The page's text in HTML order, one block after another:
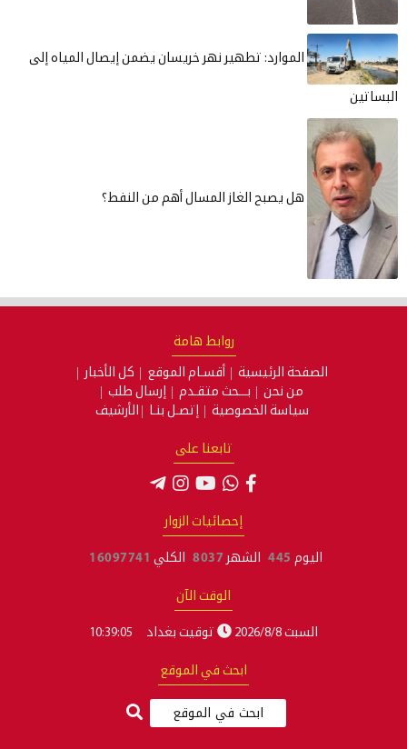
الموارد: تطهير نهر خريسان يضمن إيصال المياه إلى
البساتين
هل يصبح الغاز المسال أهم من النفط؟
روابط هامة
الصفحة الرئيسية أقسـام الموقع
كل الأخبار
من نحن
بـــحث متقـدم
إرسال طلب
سياسة الخصوصية
إتصـل بنـا الأرشيف
تابعنا على
إحصائيات الزوار
اليوم 445 الشهر 8037 الكلي 16097741
الوقت الآن
السبت 2026/8/8 توقيت بغداد 10:39:06
ابحث في الموقع